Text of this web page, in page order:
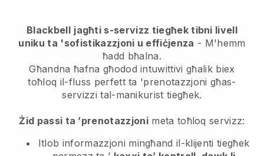
Blackbell jagħti s-servizz tiegħek tibni livell
uniku ta 'sofistikazzjoni u effiċjenza - M'hemm
ħadd bħalna.
Għandna ħafna għodod intuwittivi għalik biex
toħloq il-fluss perfett ta 'prenotazzjoni għas-
servizzi tal-manikurist tiegħek.
Żid passi ta ’prenotazzjonimeta toħloq servizz:
Itlob informazzjoni mingħand il-klijenti tiegħek